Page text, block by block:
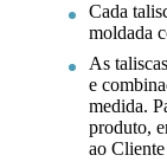
Cada
moldada
As
e
medida.
produto,
ao